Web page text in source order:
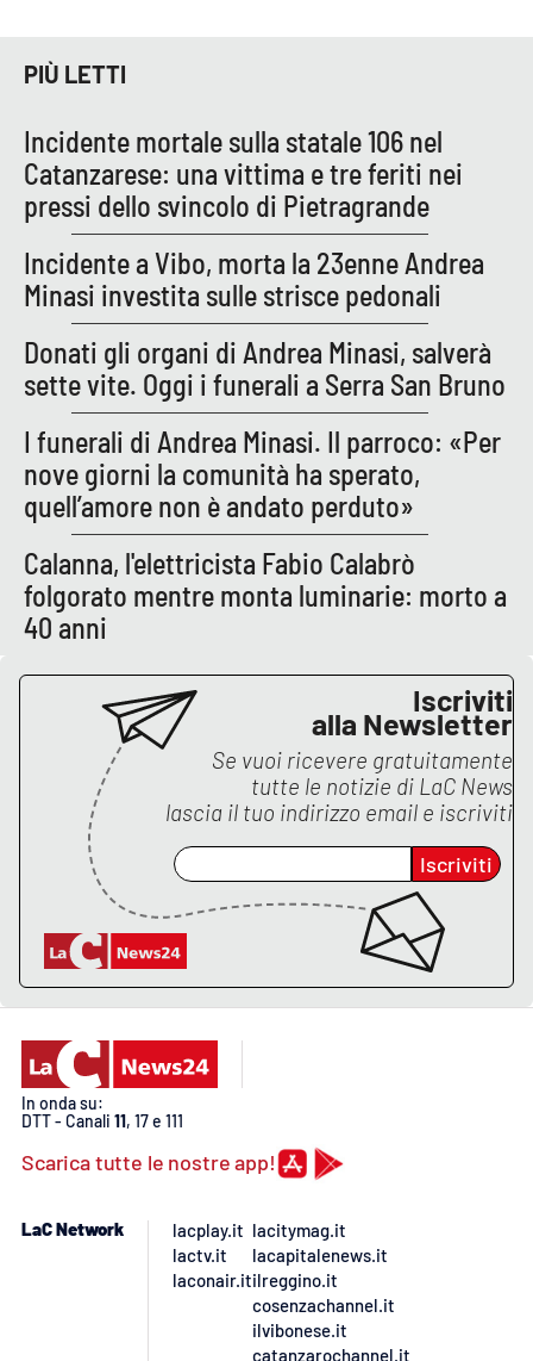
PIÙ LETTI
Incidente mortale sulla statale 106 nel
Catanzarese: una vittima e tre feriti nei
pressi dello svincolo di Pietragrande
Incidente a Vibo, morta la 23enne Andrea
Minasi investita sulle strisce pedonali
Donati gli organi di Andrea Minasi, salverà
sette vite. Oggi i funerali a Serra San Bruno
I funerali di Andrea Minasi. Il parroco: «Per
nove giorni la comunità ha sperato,
quell’amore non è andato perduto»
Calanna, l'elettricista Fabio Calabrò
folgorato mentre monta luminarie: morto a
40 anni
Iscriviti
alla Newsletter
Se vuoi ricevere gratuitamente
tutte le notizie di LaC News
lascia il tuo indirizzo email e iscriviti
Iscriviti
In onda su:
DTT - Canali 11, 17 e 111
Scarica tutte le nostre app!
LaC Network
lacplay.it
lactv.it
laconair.it
lacitymag.it
lacapitalenews.it
ilreggino.it
cosenzachannel.it
ilvibonese.it
catanzarochannel.it